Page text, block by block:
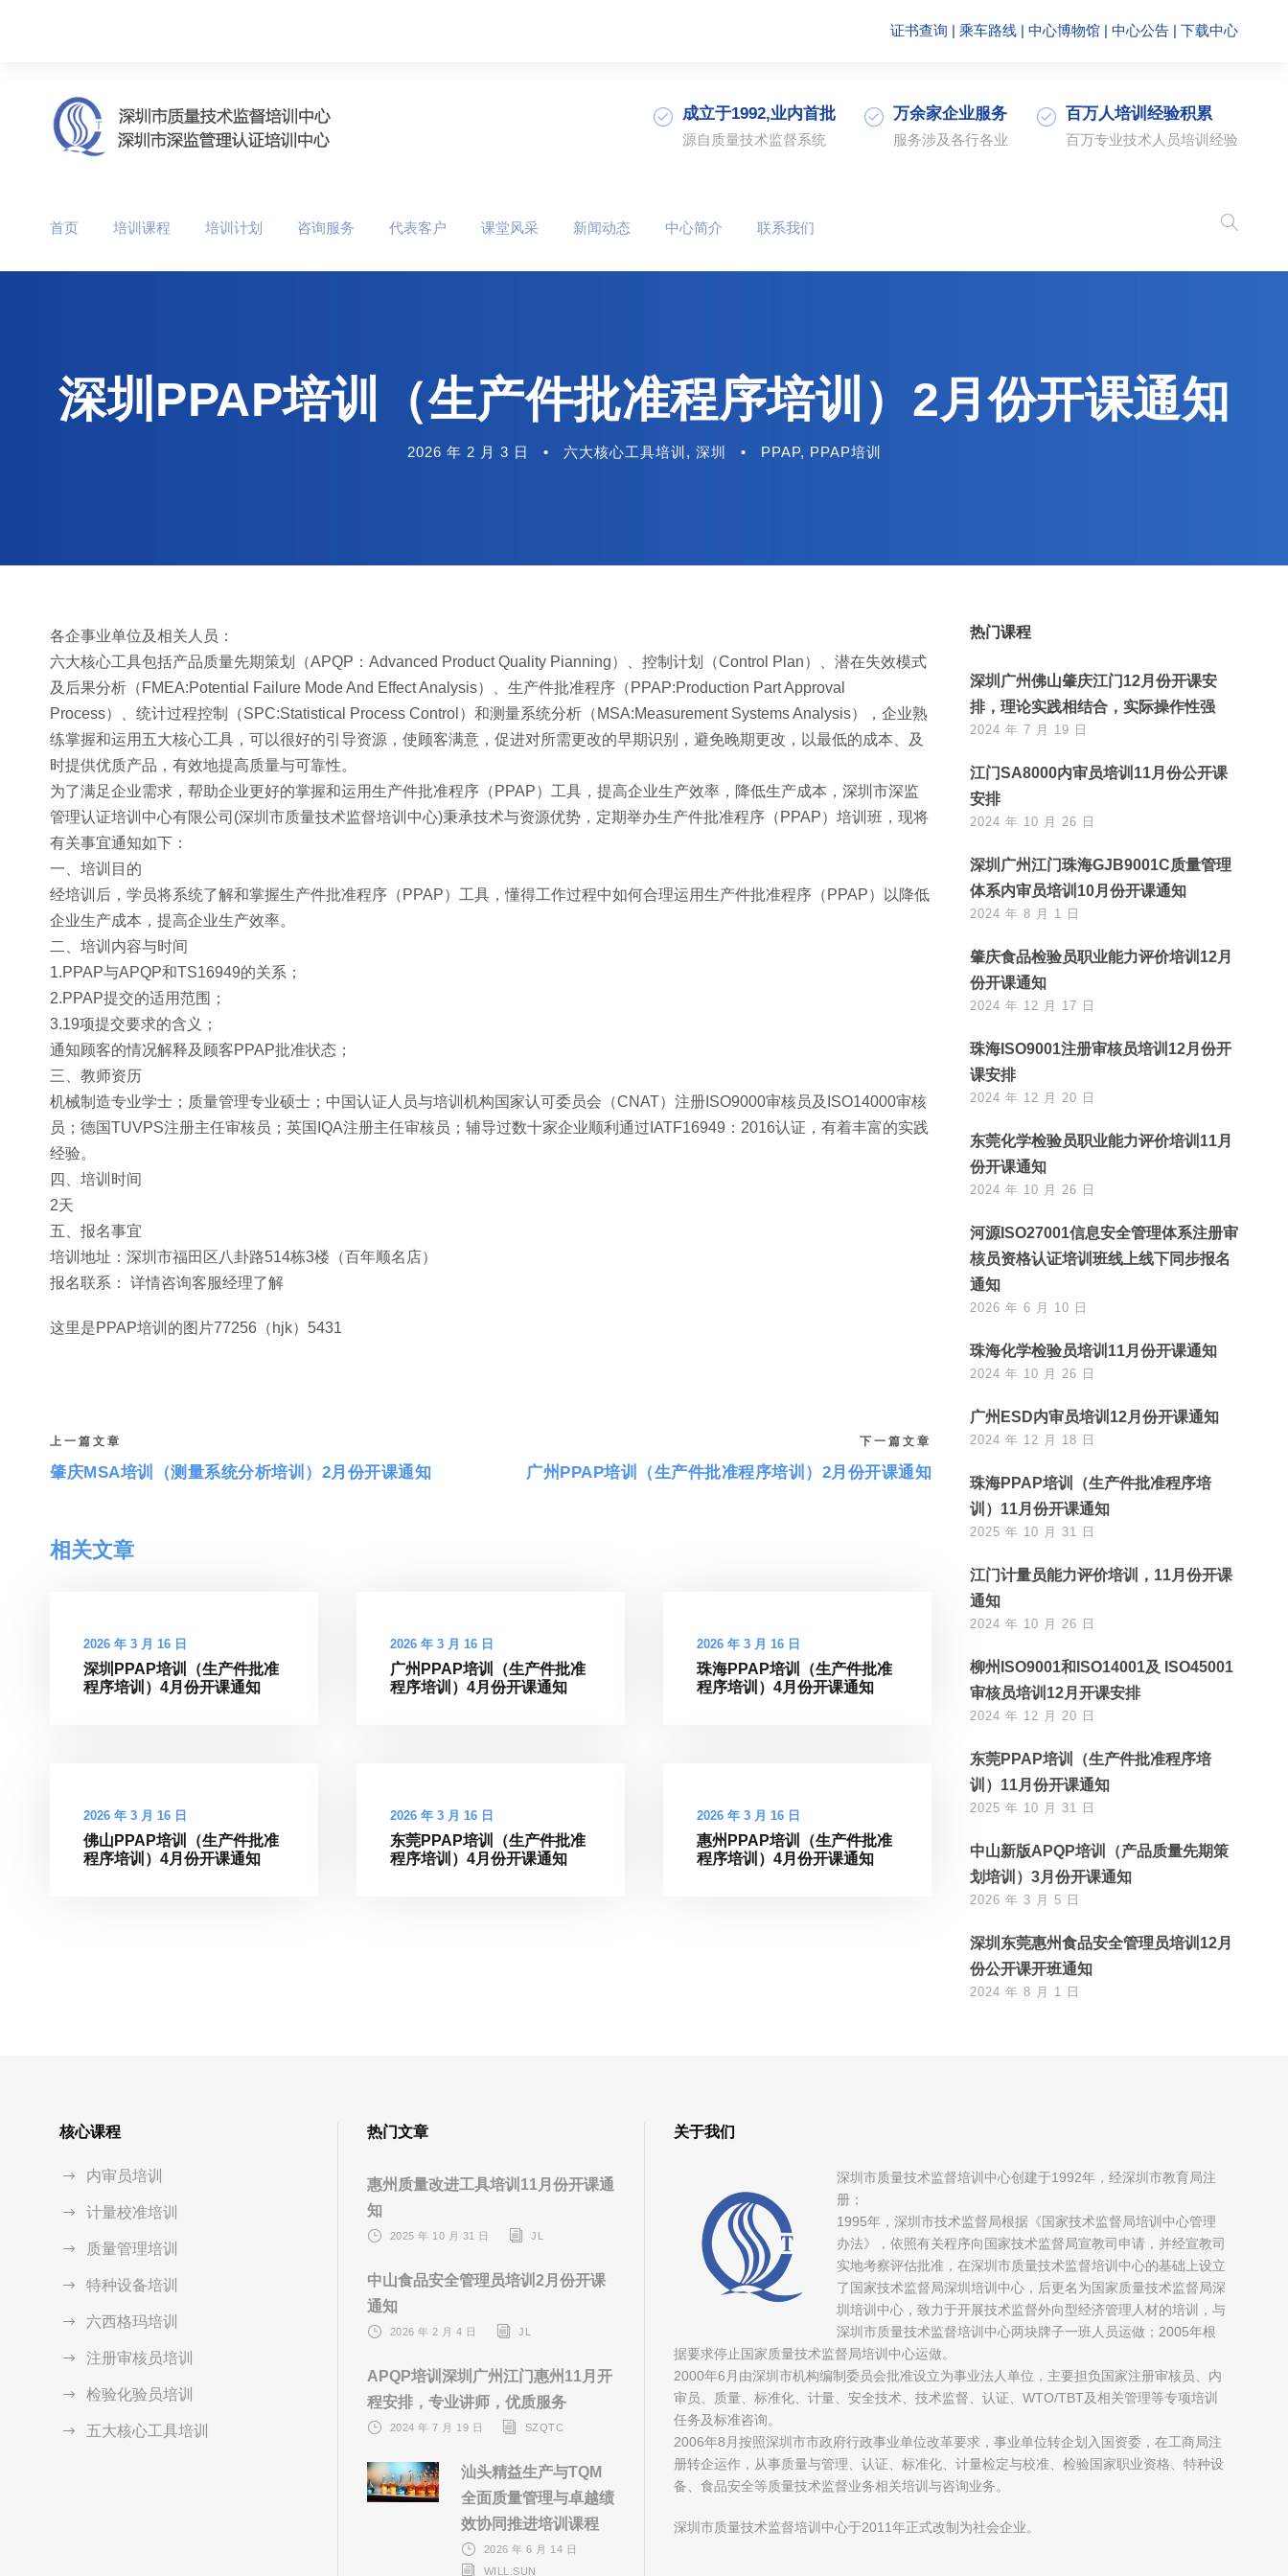
证书查询 | 乘车路线 | 中心博物馆 | 中心公告 | 下载中心
成立于1992,业内首批
源自质量技术监督系统
万余家企业服务
服务涉及各行各业
百万人培训经验积累
百万专业技术人员培训经验
首页 培训课程 培训计划 咨询服务 代表客户 课堂风采 新闻动态 中心简介 联系我们
深圳PPAP培训（生产件批准程序培训）2月份开课通知
2026 年 2 月 3 日 • 六大核心工具培训 , 深圳 • PPAP, PPAP培训
各企事业单位及相关人员：
六大核心工具包括产品质量先期策划（APQP：Advanced Product Quality Pianning）、控制计划（Control Plan）、潜在失效模式
及后果分析（FMEA:Potential Failure Mode And Effect Analysis）、生产件批准程序（PPAP:Production Part Approval
Process）、统计过程控制（SPC:Statistical Process Control）和测量系统分析（MSA:Measurement Systems Analysis），企业熟
练掌握和运用五大核心工具，可以很好的引导资源，使顾客满意，促进对所需更改的早期识别，避免晚期更改，以最低的成本、及
时提供优质产品，有效地提高质量与可靠性。
为了满足企业需求，帮助企业更好的掌握和运用生产件批准程序（PPAP）工具，提高企业生产效率，降低生产成本，深圳市深监
管理认证培训中心有限公司(深圳市质量技术监督培训中心)秉承技术与资源优势，定期举办生产件批准程序（PPAP）培训班，现将
有关事宜通知如下：
一、培训目的
经培训后，学员将系统了解和掌握生产件批准程序（PPAP）工具，懂得工作过程中如何合理运用生产件批准程序（PPAP）以降低
企业生产成本，提高企业生产效率。
二、培训内容与时间
1.PPAP与APQP和TS16949的关系；
2.PPAP提交的适用范围；
3.19项提交要求的含义；
通知顾客的情况解释及顾客PPAP批准状态；
三、教师资历
机械制造专业学士；质量管理专业硕士；中国认证人员与培训机构国家认可委员会（CNAT）注册ISO9000审核员及ISO14000审核
员；德国TUVPS注册主任审核员；英国IQA注册主任审核员；辅导过数十家企业顺利通过IATF16949：2016认证，有着丰富的实践
经验。
四、培训时间
2天
五、报名事宜
培训地址：深圳市福田区八卦路514栋3楼（百年顺名店）
报名联系： 详情咨询客服经理了解
这里是PPAP培训的图片77256（hjk）5431
上一篇文章
肇庆MSA培训（测量系统分析培训）2月份开课通知
下一篇文章
广州PPAP培训（生产件批准程序培训）2月份开课通知
相关文章
2026 年 3 月 16 日
深圳PPAP培训（生产件批准
程序培训）4月份开课通知
2026 年 3 月 16 日
广州PPAP培训（生产件批准
程序培训）4月份开课通知
2026 年 3 月 16 日
珠海PPAP培训（生产件批准
程序培训）4月份开课通知
2026 年 3 月 16 日
佛山PPAP培训（生产件批准
程序培训）4月份开课通知
2026 年 3 月 16 日
东莞PPAP培训（生产件批准
程序培训）4月份开课通知
2026 年 3 月 16 日
惠州PPAP培训（生产件批准
程序培训）4月份开课通知
热门课程
深圳广州佛山肇庆江门12月份开课安
排，理论实践相结合，实际操作性强
2024 年 7 月 19 日
江门SA8000内审员培训11月份公开课
安排
2024 年 10 月 26 日
深圳广州江门珠海GJB9001C质量管理
体系内审员培训10月份开课通知
2024 年 8 月 1 日
肇庆食品检验员职业能力评价培训12月
份开课通知
2024 年 12 月 17 日
珠海ISO9001注册审核员培训12月份开
课安排
2024 年 12 月 20 日
东莞化学检验员职业能力评价培训11月
份开课通知
2024 年 10 月 26 日
河源ISO27001信息安全管理体系注册审
核员资格认证培训班线上线下同步报名
通知
2026 年 6 月 10 日
珠海化学检验员培训11月份开课通知
2024 年 10 月 26 日
广州ESD内审员培训12月份开课通知
2024 年 12 月 18 日
珠海PPAP培训（生产件批准程序培
训）11月份开课通知
2025 年 10 月 31 日
江门计量员能力评价培训，11月份开课
通知
2024 年 10 月 26 日
柳州ISO9001和ISO14001及 ISO45001
审核员培训12月开课安排
2024 年 12 月 20 日
东莞PPAP培训（生产件批准程序培
训）11月份开课通知
2025 年 10 月 31 日
中山新版APQP培训（产品质量先期策
划培训）3月份开课通知
2026 年 3 月 5 日
深圳东莞惠州食品安全管理员培训12月
份公开课开班通知
2024 年 8 月 1 日
核心课程
内审员培训
计量校准培训
质量管理培训
特种设备培训
六西格玛培训
注册审核员培训
检验化验员培训
五大核心工具培训
热门文章
惠州质量改进工具培训11月份开课通
知
2025 年 10 月 31 日 JL
中山食品安全管理员培训2月份开课
通知
2026 年 2 月 4 日 JL
APQP培训深圳广州江门惠州11月开
程安排，专业讲师，优质服务
2024 年 7 月 19 日 SZQTC
汕头精益生产与TQM
全面质量管理与卓越绩
效协同推进培训课程
2026 年 6 月 14 日
WILL.SUN
关于我们
深圳市质量技术监督培训中心创建于1992年，经深圳市教育局注
册；
1995年，深圳市技术监督局根据《国家技术监督局培训中心管理
办法》，依照有关程序向国家技术监督局宣教司申请，并经宣教司
实地考察评估批准，在深圳市质量技术监督培训中心的基础上设立
了国家技术监督局深圳培训中心，后更名为国家质量技术监督局深
圳培训中心，致力于开展技术监督外向型经济管理人材的培训，与
深圳市质量技术监督培训中心两块牌子一班人员运做；2005年根
据要求停止国家质量技术监督局培训中心运做。
2000年6月由深圳市机构编制委员会批准设立为事业法人单位，主要担负国家注册审核员、内
审员、质量、标准化、计量、安全技术、技术监督、认证、WTO/TBT及相关管理等专项培训
任务及标准咨询。
2006年8月按照深圳市市政府行政事业单位改革要求，事业单位转企划入国资委，在工商局注
册转企运作，从事质量与管理、认证、标准化、计量检定与校准、检验国家职业资格、特种设
备、食品安全等质量技术监督业务相关培训与咨询业务。
深圳市质量技术监督培训中心于2011年正式改制为社会企业。